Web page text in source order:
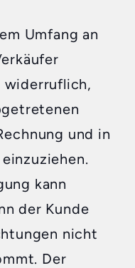
Umfang an
widerruflich,
und in
kann
der Kunde
nicht
Der